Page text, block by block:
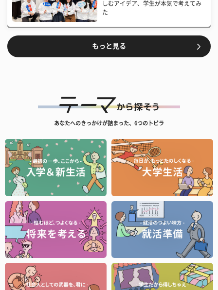
しむアイデア、学生が本気で考えてみ
た
もっと見る
あなたへのきっかけが詰まった、6つのトビラ